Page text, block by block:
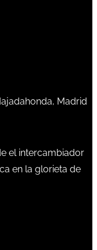
Madrid
el intercambiador
en la glorieta de